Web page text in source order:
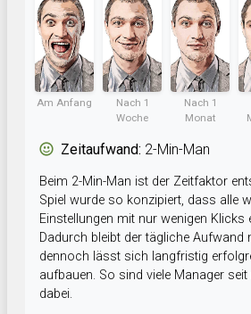
Am Anfang
Nach 1
Woche
Nach 1
Monat
Zeitaufwand: 2-Min-Man
Beim 2-Min-Man ist der Zeitfaktor
Spiel wurde so konzipiert, dass alle
Einstellungen mit nur wenigen Klicks
Dadurch bleibt der tägliche Aufwand
dennoch lässt sich langfristig
aufbauen. So sind viele Manager
dabei.